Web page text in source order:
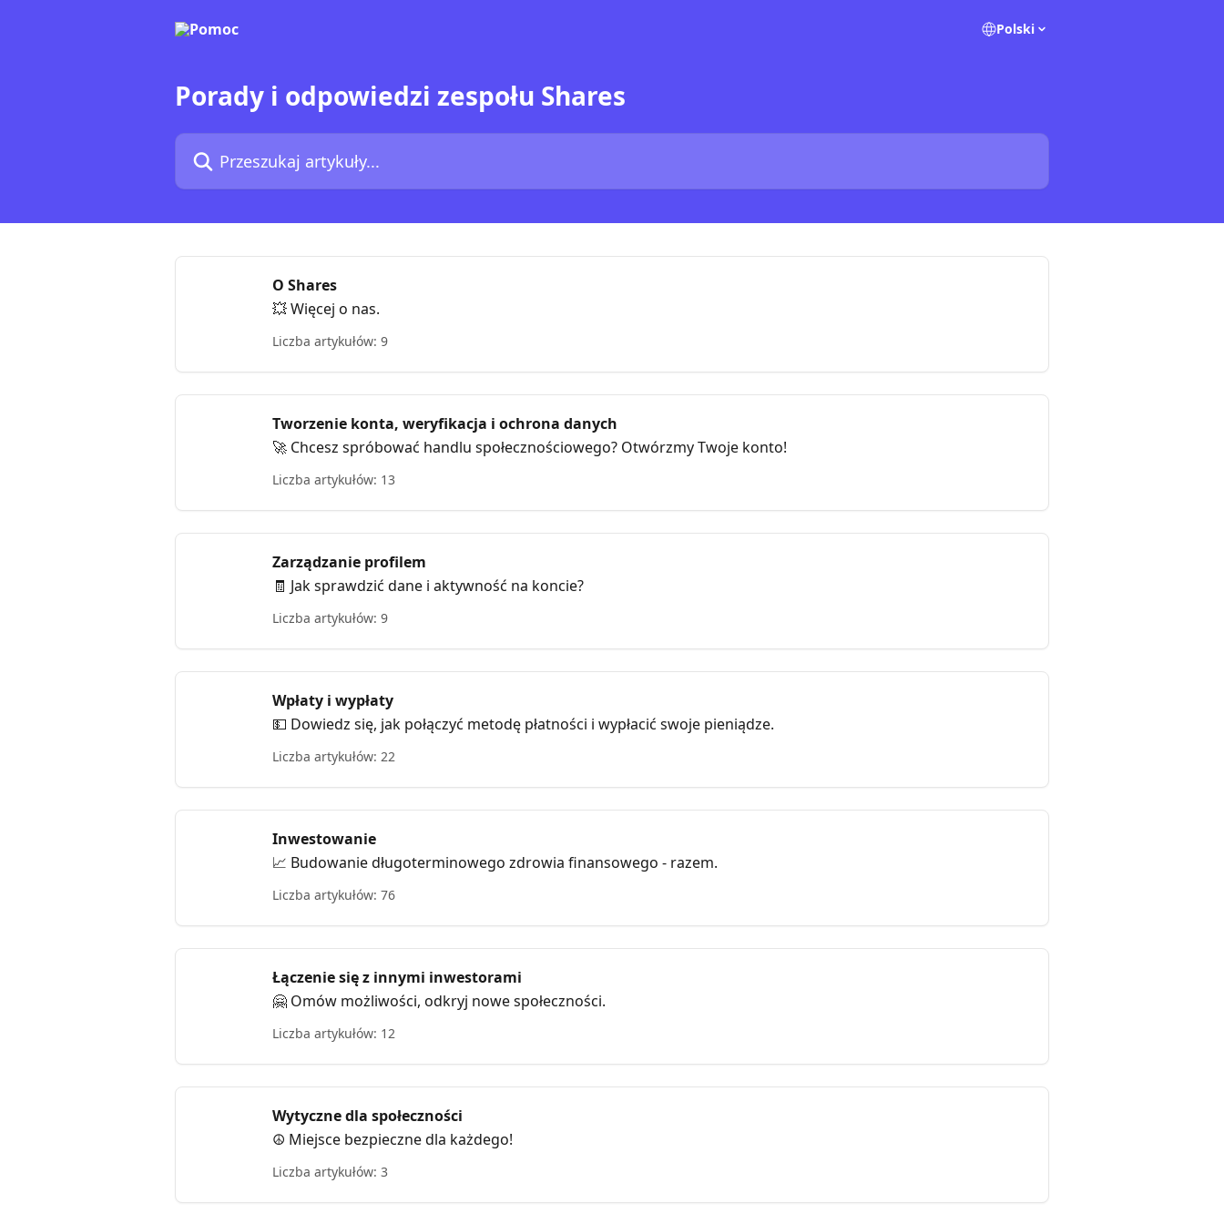
Polski
Porady i odpowiedzi zespołu Shares
Przeszukaj artykuły...
O Shares
💥 Więcej o nas.
Liczba artykułów: 9
Tworzenie konta, weryfikacja i ochrona danych
🚀 Chcesz spróbować handlu społecznościowego? Otwórzmy Twoje konto!
Liczba artykułów: 13
Zarządzanie profilem
🧾 Jak sprawdzić dane i aktywność na koncie?
Liczba artykułów: 9
Wpłaty i wypłaty
💵 Dowiedz się, jak połączyć metodę płatności i wypłacić swoje pieniądze.
Liczba artykułów: 22
Inwestowanie
📈 Budowanie długoterminowego zdrowia finansowego - razem.
Liczba artykułów: 76
Łączenie się z innymi inwestorami
🤗 Omów możliwości, odkryj nowe społeczności.
Liczba artykułów: 12
Wytyczne dla społeczności
☮️ Miejsce bezpieczne dla każdego!
Liczba artykułów: 3